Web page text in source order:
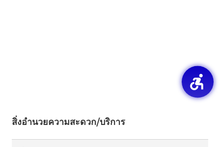
สิ่งอำนวยความสะดวก/บริการ